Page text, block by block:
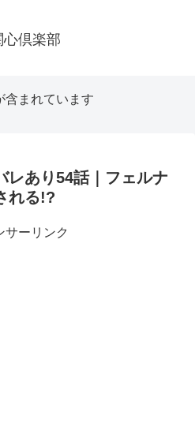
心倶楽部
含まれています
レあり54話｜フェルナ
れる!?
サーリンク